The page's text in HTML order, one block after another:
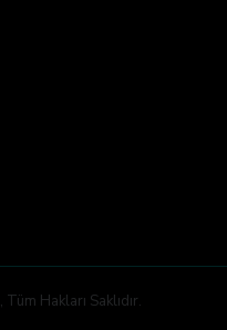
Hakları Saklıdır.